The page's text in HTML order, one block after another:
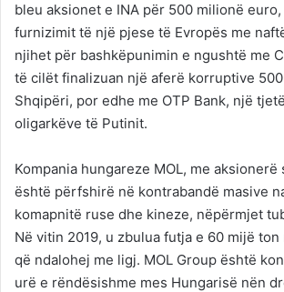
bleu aksionet e INA për 500 milionë
furnizimit të një pjese të Evropës me
njihet për bashkëpunimin e ngushtë me
të cilët finalizuan një aferë korruptive
Shqipëri, por edhe me OTP Bank, një
oligarkëve të Putinit.
Kompania hungareze MOL, me aksionerë
është përfshirë në kontrabandë masive
komapnitë ruse dhe kineze, nëpërmjet
Në vitin 2019, u zbulua futja e 60 mijë
që ndalohej me ligj. MOL Group është
urë e rëndësishme mes Hungarisë nën